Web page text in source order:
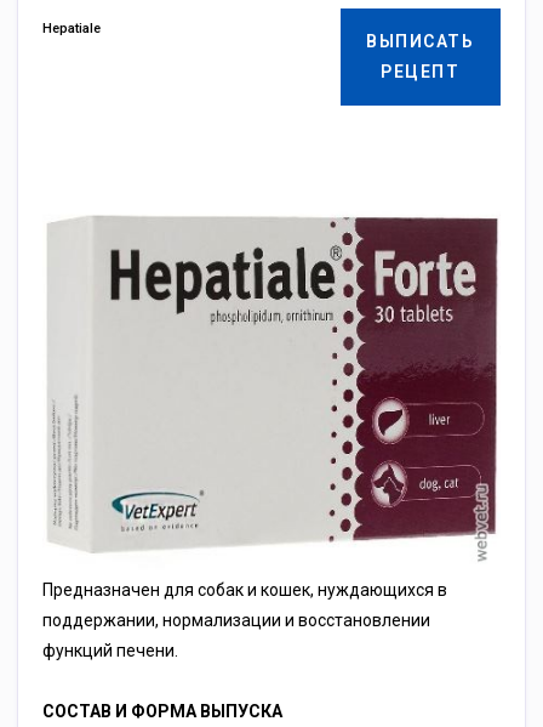
ВЫПИСАТЬ
РЕЦЕПТ
Hepatiale
Предназначен для собак и кошек, нуждающихся в
поддержании, нормализации и восстановлении
функций печени.
СОСТАВ И ФОРМА ВЫПУСКА